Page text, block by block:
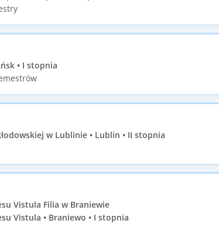
• I stopnia
w Lublinie • Lublin • II stopnia
Vistula Filia w Braniewie
Vistula • Braniewo • I stopnia